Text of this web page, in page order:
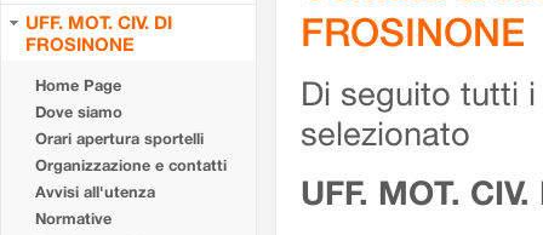
UFF. MOT. CIV. DI
FROSINONE
Home Page
Dove siamo
Orari apertura sportelli
Organizzazione e contatti
Avvisi all'utenza
Normative
FROSINONE
Di seguito tutti
selezionato
UFF. MOT.